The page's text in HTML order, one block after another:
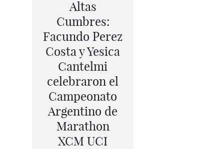
Altas
Cumbres:
Facundo Perez
Costa y Yesica
Cantelmi
celebraron el
Campeonato
Argentino de
Marathon
XCM UCI